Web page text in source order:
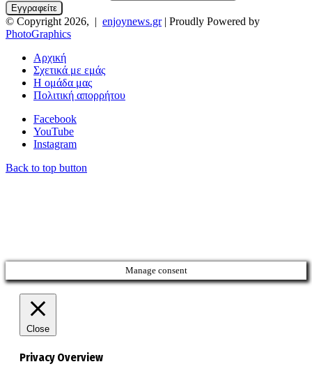
© Copyright 2026, | enjoynews.gr| Proudly Powered by
PhotoGraphics
Αρχική
Σχετικά με εμάς
Η ομάδα μας
Πολιτική απορρήτου
Facebook
YouTube
Instagram
Back to top button
Manage consent
Close
Privacy Overview